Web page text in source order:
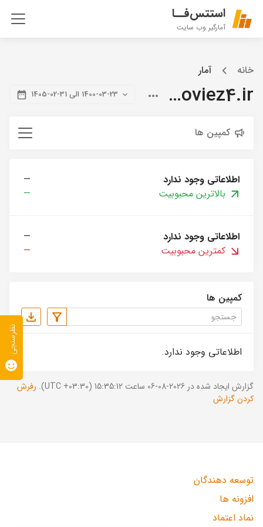
استتس‌فــا
آمارگیر وب سایت
خانه آمار
citymoviez4.ir 1400-03-23 الی 31-02-1405
کمپین ها
اطلاعاتی وجود ندارد
—
بالاترین محبوبیت
—
اطلاعاتی وجود ندارد
—
کمترین محبوبیت
—
کمپین ها
اطلاعاتی وجود ندارد.
گزارش ایجاد شده در 2026-08-06 ساعت 15:35:12 (UTC +03:30).
رفرش
کردن گزارش
توسعه دهندگان
افزونه ها
نماد اعتماد
نظرسنجی